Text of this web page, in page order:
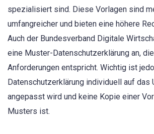
spezialisiert sind. Diese Vorlagen sind
umfangreicher und bieten eine höhere
Auch der Bundesverband Digitale
eine Muster-Datenschutzerklärung an,
Anforderungen entspricht. Wichtig ist
Datenschutzerklärung individuell auf das
angepasst wird und keine Kopie einer
Musters ist.